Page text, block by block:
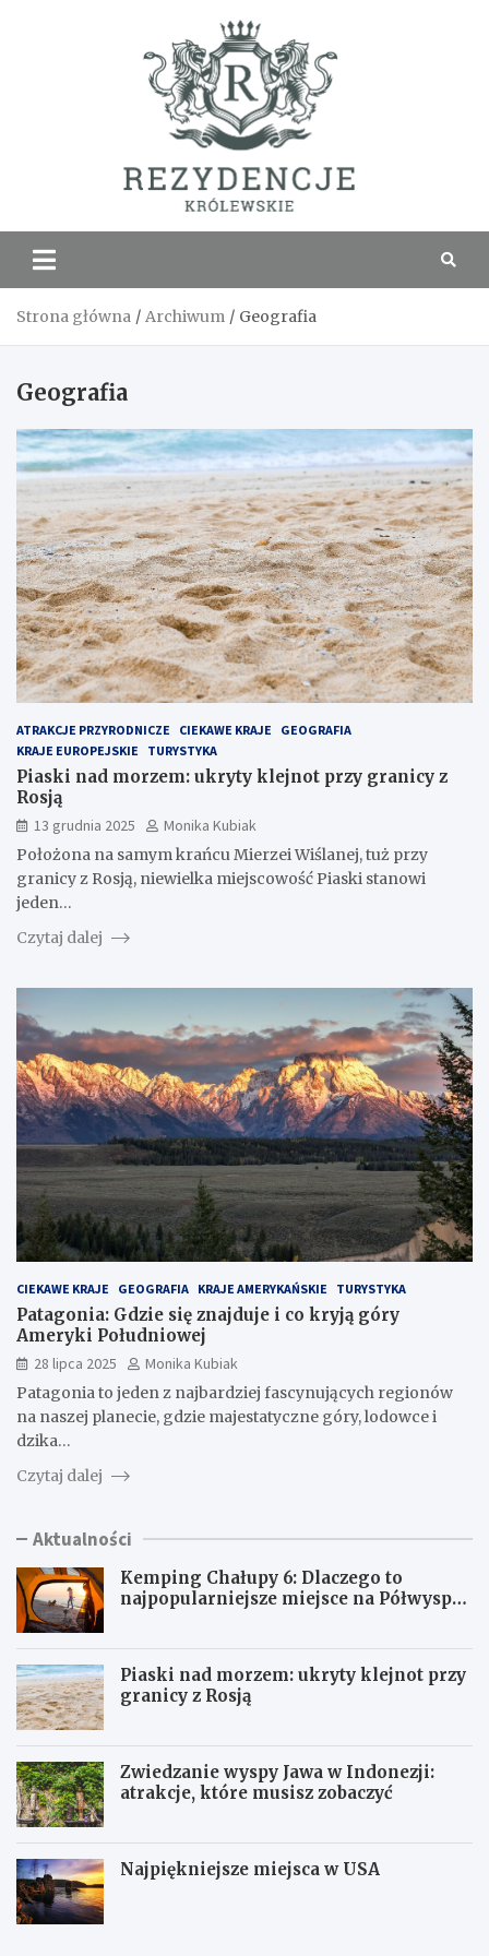
Strona główna Archiwum Geografia
Geografia
ATRAKCJE PRZYRODNICZE CIEKAWE KRAJE
GEOGRAFIA
KRAJE EUROPEJSKIE
TURYSTYKA
Piaski nad morzem: ukryty klejnot przy granicy z
Rosją
13 grudnia 2025
Monika Kubiak
Położona na samym krańcu Mierzei Wiślanej, tuż przy
granicy z Rosją, niewielka miejscowość Piaski stanowi
jeden…
Czytaj dalej
CIEKAWE KRAJE GEOGRAFIA KRAJE AMERYKAŃSKIE TURYSTYKA
Patagonia: Gdzie się znajduje i co kryją góry
Ameryki Południowej
28 lipca 2025
Monika Kubiak
Patagonia to jeden z najbardziej fascynujących regionów
na naszej planecie, gdzie majestatyczne góry, lodowce i
dzika…
Czytaj dalej
Aktualności
Kemping Chałupy 6: Dlaczego to
najpopularniejsze miejsce na Półwyspie
Piaski nad morzem: ukryty klejnot przy
granicy z Rosją
Zwiedzanie wyspy Jawa w Indonezji:
atrakcje, które musisz zobaczyć
Najpiękniejsze miejsca w USA
K
P